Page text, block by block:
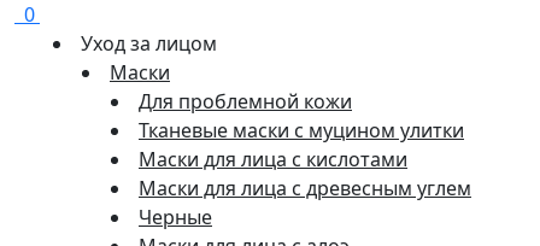
0
Уход за лицом
Маски
Для проблемной кожи
Тканевые маски с муцином улитки
Маски для лица с кислотами
Маски для лица с древесным углем
Черные